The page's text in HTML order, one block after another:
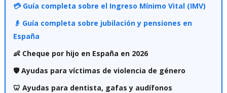
💳 Guía completa sobre el Ingreso Mínimo Vital (IMV)
👴 Guía completa sobre jubilación y pensiones en
España
👶 Cheque por hijo en España en 2026
🛡️ Ayudas para víctimas de violencia de género
🦷 Ayudas para dentista, gafas y audífonos